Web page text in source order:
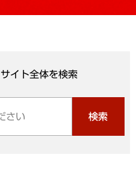
サイト全体を検索
検索